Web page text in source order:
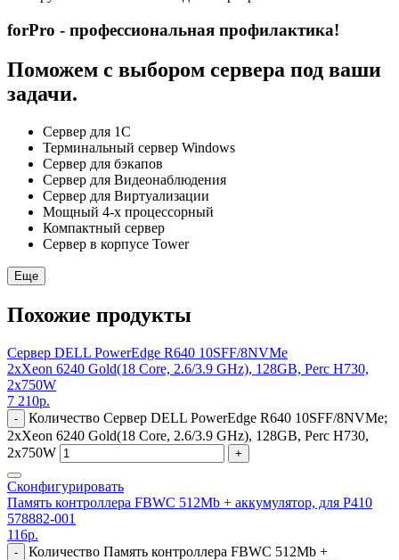
forPro - профессиональная профилактика!
Поможем с выбором сервера под ваши
задачи.
Сервер для 1С
Терминальный сервер Windows
Сервер для бэкапов
Сервер для Видеонаблюдения
Сервер для Виртуализации
Мощный 4-х процессорный
Компактный сервер
Сервер в корпусе Tower
Еще
Похожие продукты
Сервер DELL PowerEdge R640 10SFF/8NVMe
2xXeon 6240 Gold(18 Core, 2.6/3.9 GHz), 128GB, Perc H730,
2x750W
7 210р.
-
Количество Сервер DELL PowerEdge R640 10SFF/8NVMe;
2xXeon 6240 Gold(18 Core, 2.6/3.9 GHz), 128GB, Perc H730,
2x750W
+
Сконфигурировать
Память контроллера FBWC 512Mb + аккумулятор, для P410
578882-001
116р.
-
Количество Память контроллера FBWC 512Mb +